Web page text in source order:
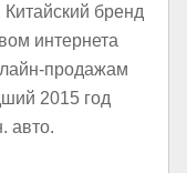
бренд
интернета
продажам
2015 год
авто.